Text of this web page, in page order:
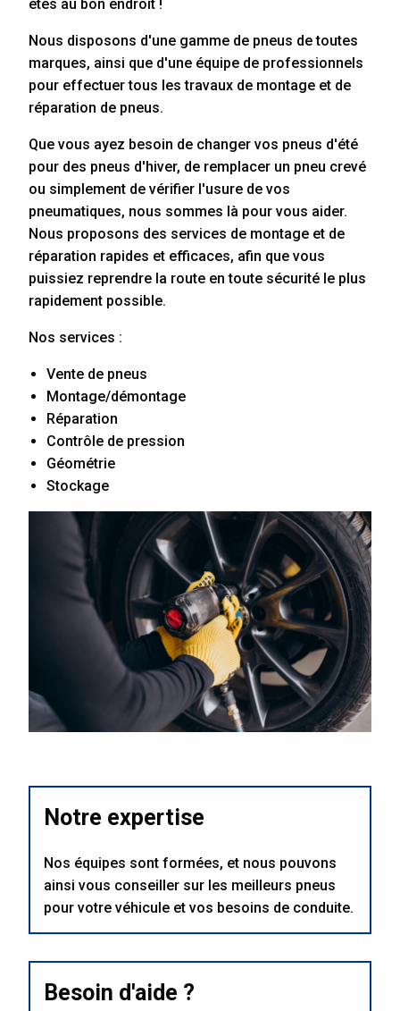
êtes au bon endroit !
Nous disposons d'une gamme de pneus de toutes
marques, ainsi que d'une équipe de professionnels
pour effectuer tous les travaux de montage et de
réparation de pneus.
Que vous ayez besoin de changer vos pneus d'été
pour des pneus d'hiver, de remplacer un pneu crevé
ou simplement de vérifier l'usure de vos
pneumatiques, nous sommes là pour vous aider.
Nous proposons des services de montage et de
réparation rapides et efficaces, afin que vous
puissiez reprendre la route en toute sécurité le plus
rapidement possible.
Nos services :
Vente de pneus
Montage/démontage
Réparation
Contrôle de pression
Géométrie
Stockage
Notre expertise
Nos équipes sont formées, et nous pouvons
ainsi vous conseiller sur les meilleurs pneus
pour votre véhicule et vos besoins de conduite.
Besoin d'aide ?